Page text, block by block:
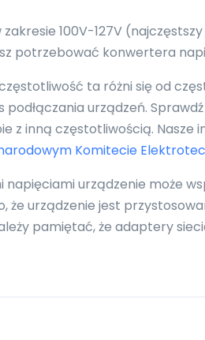
100V-127V
potrzebować konwertera
ta różni się od
urządzeń.
z inną częstotliwością. Nasze
Komitecie
napięciami urządzenie może
że urządzenie jest
pamiętać, że adaptery